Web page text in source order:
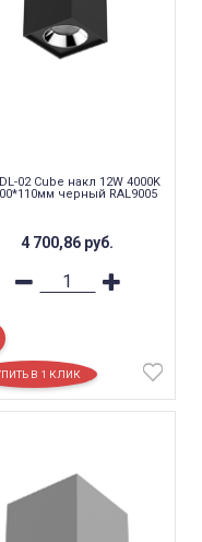
02 Cube накл 12W 4000K
черный RAL9005
4 700,86 руб.